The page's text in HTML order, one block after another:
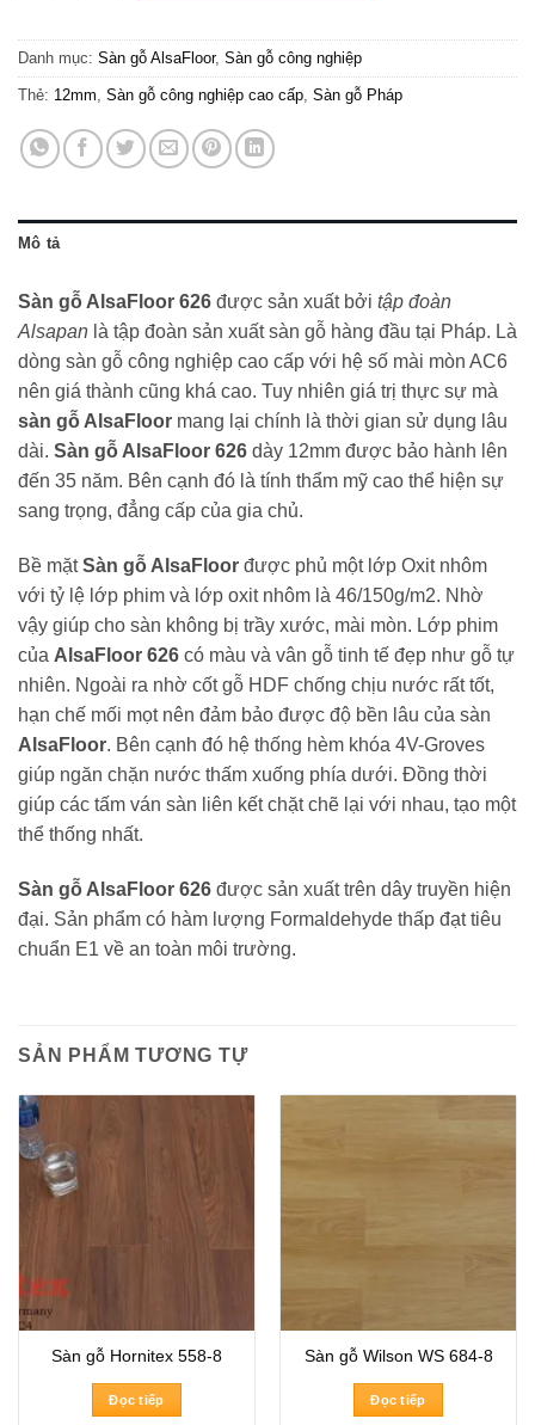
Danh mục: Sàn gỗ AlsaFloor, Sàn gỗ công nghiệp
Thẻ: 12mm, Sàn gỗ công nghiệp cao cấp, Sàn gỗ Pháp
Mô tả
Sàn gỗ AlsaFloor 626 được sản xuất bởi tập đoàn
Alsapan là tập đoàn sản xuất sàn gỗ hàng đầu tại Pháp. Là
dòng sàn gỗ công nghiệp cao cấp với hệ số mài mòn AC6
nên giá thành cũng khá cao. Tuy nhiên giá trị thực sự mà
sàn gỗ AlsaFloor mang lại chính là thời gian sử dụng lâu
dài. Sàn gỗ AlsaFloor 626 dày 12mm được bảo hành lên
đến 35 năm. Bên cạnh đó là tính thẩm mỹ cao thể hiện sự
sang trọng, đẳng cấp của gia chủ.
Bề mặtSàn gỗ AlsaFloor được phủ một lớp Oxit nhôm
với tỷ lệ lớp phim và lớp oxit nhôm là 46/150g/m2. Nhờ
vậy giúp cho sàn không bị trầy xước, mài mòn. Lớp phim
của AlsaFloor 626 có màu và vân gỗ tinh tế đẹp như gỗ tự
nhiên. Ngoài ra nhờ cốt gỗ HDF chống chịu nước rất tốt,
hạn chế mối mọt nên đảm bảo được độ bền lâu của sàn
AlsaFloor. Bên cạnh đó hệ thống hèm khóa 4V-Groves
giúp ngăn chặn nước thấm xuống phía dưới. Đồng thời
giúp các tấm ván sàn liên kết chặt chẽ lại với nhau, tạo một
thể thống nhất.
Sàn gỗ AlsaFloor 626 được sản xuất trên dây truyền hiện
đại. Sản phẩm có hàm lượng Formaldehyde thấp đạt tiêu
chuẩn E1 về an toàn môi trường.
SẢN PHẨM TƯƠNG TỰ
Sàn gỗ Hornitex 558-8
Đọc tiếp
Sàn gỗ Wilson WS 684-8
Đọc tiếp